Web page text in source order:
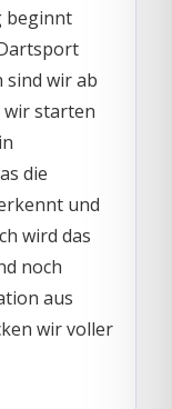
beginnt
sind wir ab
starten
die
und
wird das
noch
aus
wir voller